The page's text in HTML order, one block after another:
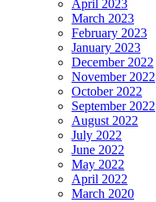
April 2023
March 2023
February 2023
January 2023
December 2022
November 2022
October 2022
September 2022
August 2022
July 2022
June 2022
May 2022
April 2022
March 2020